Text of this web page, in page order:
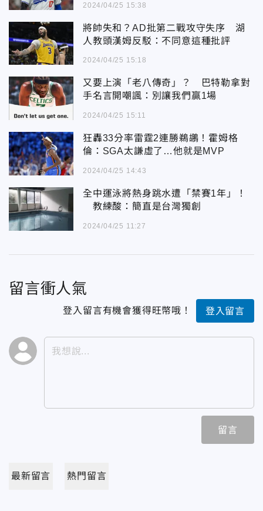
2024/04/25 15:38
將帥失和？AD批第二戰攻守失序 湖
人教頭漢姆反駁：不同意這種批評
2024/04/25 15:18
又要上演「老八傳奇」？ 巴特勒拿對
手名言開嘲諷：別讓我們贏1場
2024/04/25 15:11
狂轟33分率雷霆2連勝鵜鶘！霍姆格
倫：SGA太謙虛了…他就是MVP
2024/04/25 14:43
全中運泳將熱身跳水遭「禁賽1年」！
教練酸：簡直是台灣獨創
2024/04/25 11:27
留言衝人氣
登入留言有機會獲得旺幣哦！ 登入留言
留言
最新留言 熱門留言